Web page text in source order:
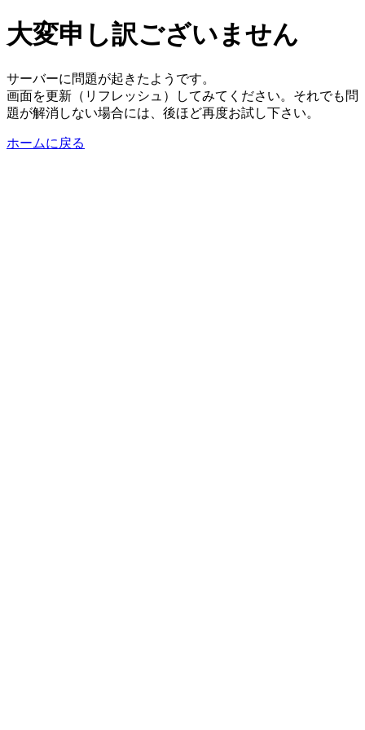
大変申し訳ございません
サーバーに問題が起きたようです。
画面を更新（リフレッシュ）してみてください。それでも問
題が解消しない場合には、後ほど再度お試し下さい。
ホームに戻る